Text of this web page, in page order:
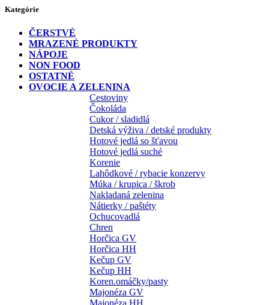
Kategórie
ČERSTVÉ
MRAZENÉ PRODUKTY
NÁPOJE
NON FOOD
OSTATNÉ
OVOCIE A ZELENINA
Cestoviny
Čokoláda
Cukor / sladidlá
Detská výživa / detské produkty
Hotové jedlá so šťavou
Hotové jedlá suché
Korenie
Lahôdkové / rybacie konzervy
Múka / krupica / škrob
Nakladaná zelenina
Nátierky / paštéty
Ochucovadlá
Chren
Horčica GV
Horčica HH
Kečup GV
Kečup HH
Koren.omáčky/pasty
Majonéza GV
Majonéza HH